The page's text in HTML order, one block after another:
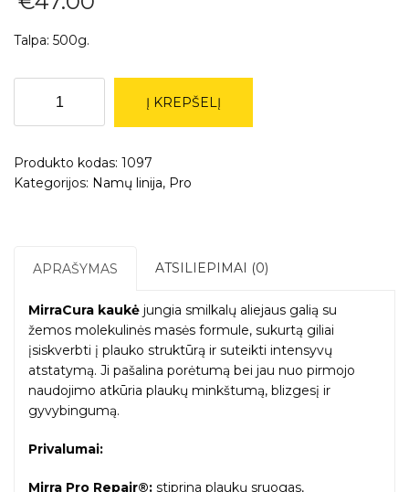
Talpa: 500g.
MirraCura
plaukų
kaukė,
Į KREPŠELĮ
Produkto kodas: 1097
Kategorijos: Namų linija, Pro
APRAŠYMAS ATSILIEPIMAI (0)
MirraCura kaukė jungia smilkalų aliejaus galią su
žemos molekulinės masės formule, sukurtą giliai
įsiskverbti į plauko struktūrą ir suteikti intensyvų
atstatymą. Ji pašalina porėtumą bei jau nuo pirmojo
naudojimo atkūria plaukų minkštumą, blizgesį ir
gyvybingumą.
Privalumai:
Mirra Pro Repair®: stiprina plaukų sruogas,